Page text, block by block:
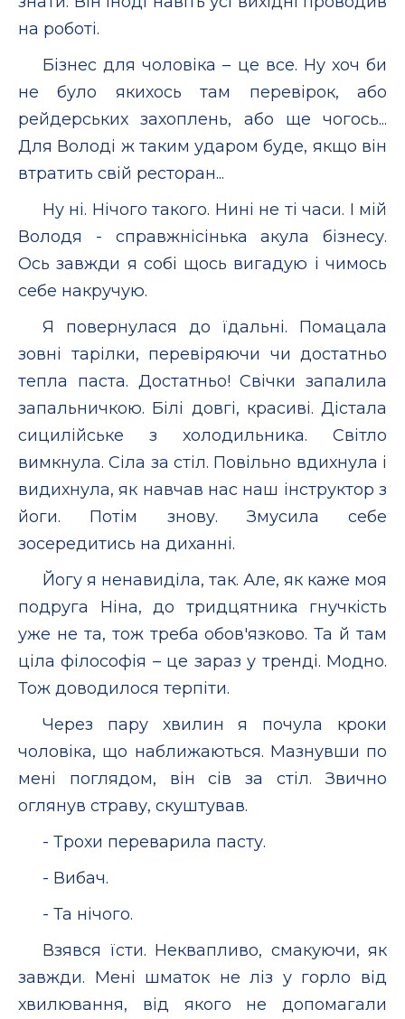
на роботі.
Бізнес для чоловіка – це все. Ну хоч би
не було якихось там перевірок, або
рейдерських захоплень, або ще чогось...
Для Володі ж таким ударом буде, якщо він
втратить свій ресторан...
Ну ні. Нічого такого. Нині не ті часи. І мій
Володя - справжнісінька акула бізнесу.
Ось завжди я собі щось вигадую і чимось
себе накручую.
Я повернулася до їдальні. Помацала
зовні тарілки, перевіряючи чи достатньо
тепла паста. Достатньо! Свічки запалила
запальничкою. Білі довгі, красиві. Дістала
сицилійське з холодильника. Світло
вимкнула. Сіла за стіл. Повільно вдихнула і
видихнула, як навчав нас наш інструктор з
йоги. Потім знову. Змусила себе
зосередитись на диханні.
Йогу я ненавиділа, так. Але, як каже моя
подруга Ніна, до тридцятника гнучкість
уже не та, тож треба обов'язково. Та й там
ціла філософія – це зараз у тренді. Модно.
Тож доводилося терпіти.
Через пару хвилин я почула кроки
чоловіка, що наближаються. Мазнувши по
мені поглядом, він сів за стіл. Звично
оглянув страву, скуштував.
- Трохи переварила пасту.
- Вибач.
- Та нічого.
Взявся їсти. Неквапливо, смакуючи, як
завжди. Мені шматок не ліз у горло від
хвилювання, від якого не допомагали